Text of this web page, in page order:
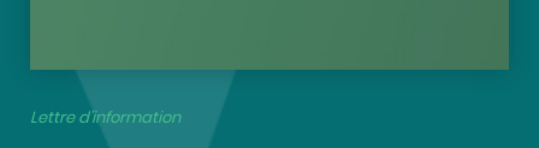
Lettre d’information